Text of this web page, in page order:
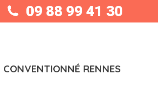
09 88 99 41 30
RENNES
CONVENTIONNÉ RENNES